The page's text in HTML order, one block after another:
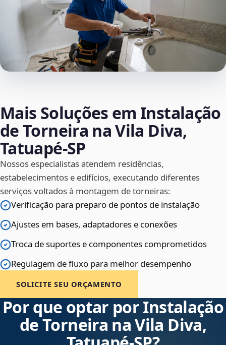
Mais Soluções em Instalação
de Torneira na Vila Diva,
Tatuapé‑SP
Nossos especialistas atendem residências,
estabelecimentos e edifícios, executando diferentes
serviços voltados à montagem de torneiras:
Verificação para preparo de pontos de instalação
Ajustes em bases, adaptadores e conexões
Troca de suportes e componentes comprometidos
Regulagem de fluxo para melhor desempenho
SOLICITE SEU ORÇAMENTO
Por que optar por Instalação
de Torneira na Vila Diva,